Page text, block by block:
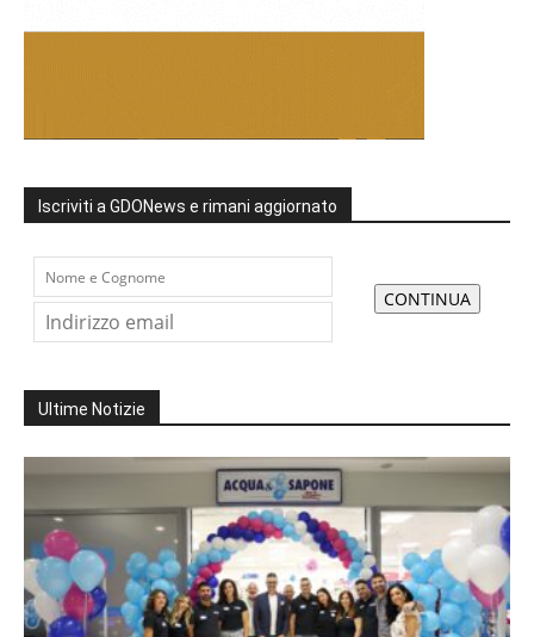
Iscriviti a GDONews e rimani aggiornato
Ultime Notizie